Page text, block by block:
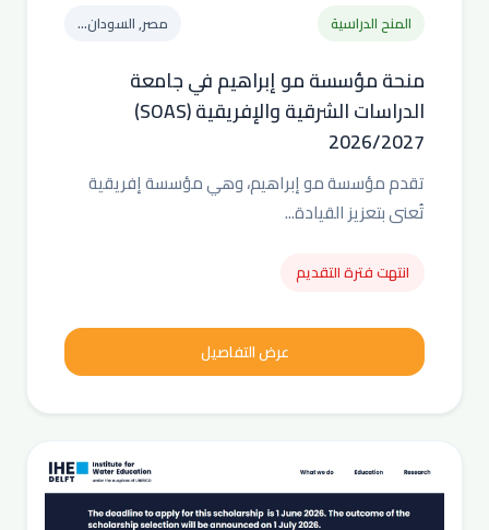
المنح الدراسية مصر, السودان...
منحة مؤسسة مو إبراهيم في جامعة
الدراسات الشرقية والإفريقية (SOAS)
2026/2027
تقدم مؤسسة مو إبراهيم، وهي مؤسسة إفريقية
تُعنى بتعزيز القيادة...
انتهت فترة التقديم
عرض التفاصيل